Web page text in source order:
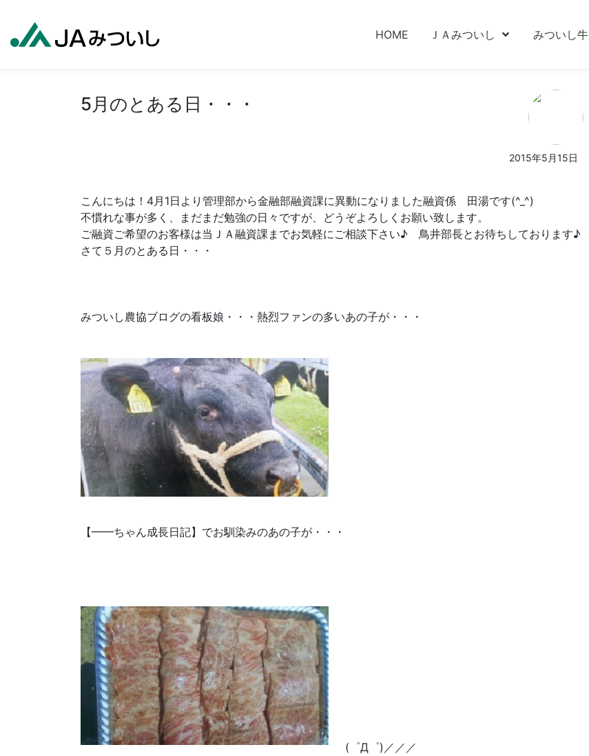
HOME ＪＡみついし みついし牛
5月のとある日・・・
2015年5月15日
こんにちは！4月1日より管理部から金融部融資課に異動になりました融資係 田湯です(^_^)
不慣れな事が多く、まだまだ勉強の日々ですが、どうぞよろしくお願い致します。
ご融資ご希望のお客様は当ＪＡ融資課までお気軽にご相談下さい♪ 鳥井部長とお待ちしております♪
さて５月のとある日・・・
みついし農協ブログの看板娘・・・熱烈ファンの多いあの子が・・・
【━━ちゃん成長日記】でお馴染みのあの子が・・・
(゜Д゜)／／／